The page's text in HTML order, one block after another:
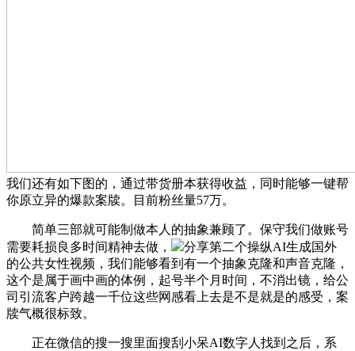
我们还有如下图的，通过带货册本获得收益，同时能够一键帮
你原立异的爆款案牍。目前粉丝量57万。
简单三部就可能制做本人的抽象兼顾了。保守我们做账号
需要耗损良多时间精神去做，
分享第二个操纵AI生成国外
的公共女性视频，我们能够看到有一个抽象克隆和声音克隆，
这个是属于画中画的体例，起号半个月时间，不消出镜，给公
司引流客户跨越一千位这些网感看上去是不是就是的感受，案
牍气概很标致。
正在微信的搜一搜里面搜刮小呆AI数字人找到之后，系